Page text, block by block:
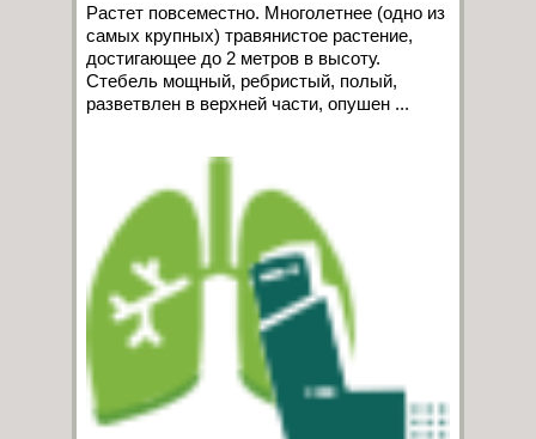
Растет повсеместно. Многолетнее (одно из
самых крупных) травянистое растение,
достигающее до 2 метров в высоту.
Стебель мощный, ребристый, полый,
разветвлен в верхней части, опушен ...